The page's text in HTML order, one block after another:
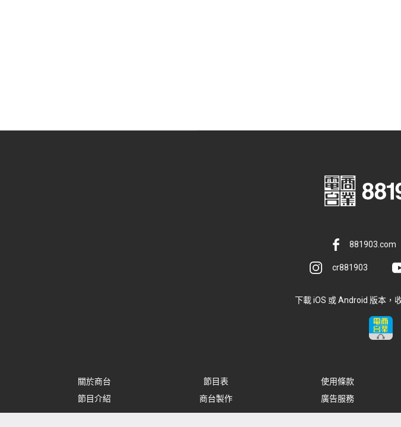
881903.com
cr881903
下載 iOS 或 Android 版本，
關於商台 節目表 使用條款
節目介紹
商台製作 廣告服務